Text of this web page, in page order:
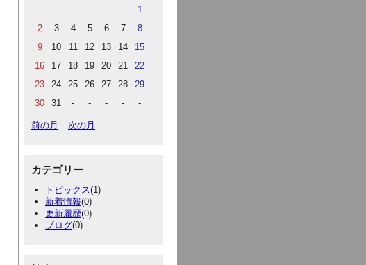
-
- - - - -
1
2
3 4 5 6 7
8
9
10 11 12 13 14
15
16
17 18 19 20 21
22
23
24 25 26 27 28
29
30
31 - - - - -
前の月 次の月
カテゴリー
トピックス(1)
新着情報(0)
更新履歴(0)
ブログ(0)